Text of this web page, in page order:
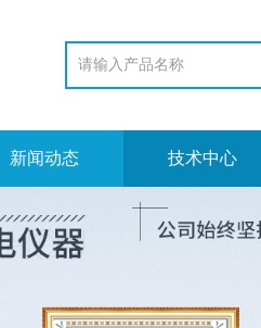
新闻动态 技术中心